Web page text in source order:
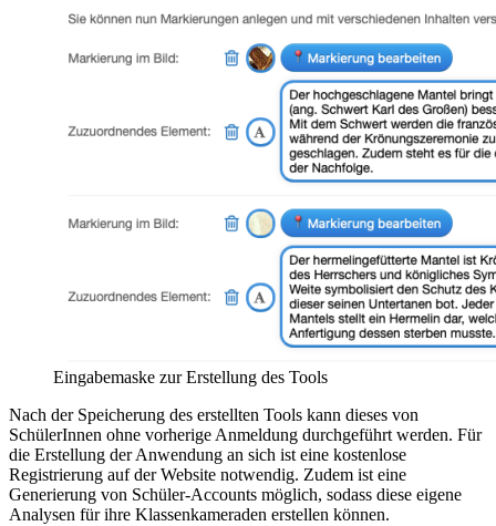
Eingabemaske zur Erstellung des Tools
Nach der Speicherung des erstellten Tools kann dieses von
SchülerInnen ohne vorherige Anmeldung durchgeführt werden. Für
die Erstellung der Anwendung an sich ist eine kostenlose
Registrierung auf der Website notwendig. Zudem ist eine
Generierung von Schüler-Accounts möglich, sodass diese eigene
Analysen für ihre Klassenkameraden erstellen können.